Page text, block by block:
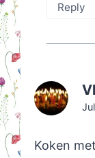
Reply
Koken